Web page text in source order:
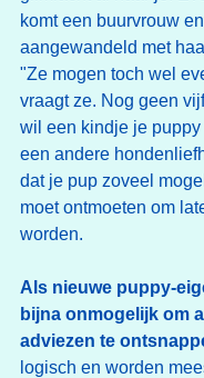
komt een buurvrouw
aangewandeld met
"Ze mogen toch wel
vraagt ze. Nog geen
wil een kindje je puppy
een andere
dat je pup zoveel
moet ontmoeten om
worden.
Als nieuwe puppy-
bijna onmogelijk om
adviezen te
logisch en worden